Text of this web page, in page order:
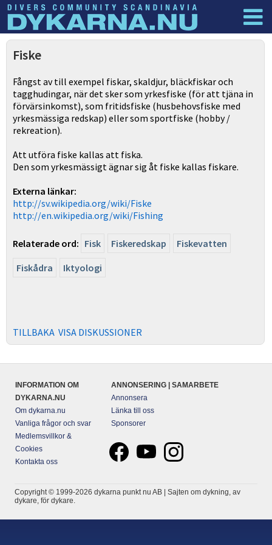
Dyknyheter
Fiske
Fångst av till exempel fiskar, skaldjur, bläckfiskar och
tagghudingar, när det sker som yrkesfiske (för att tjäna in
förvärsinkomst), som fritidsfiske (husbehovsfiske med
yrkesmässiga redskap) eller som sportfiske (hobby /
rekreation).
Att utföra fiske kallas att fiska.
Den som yrkesmässigt ägnar sig åt fiske kallas fiskare.
Externa länkar:
http://sv.wikipedia.org/wiki/Fiske
http://en.wikipedia.org/wiki/Fishing
Relaterade ord: Fisk Fiskeredskap
Fiskevatten
Fiskådra
Iktyologi
TILLBAKA VISA DISKUSSIONER
INFORMATION OM
DYKARNA.NU
Om dykarna.nu
Vanliga frågor och svar
Medlemsvillkor &
Cookies
Kontakta oss
ANNONSERING | SAMARBETE
Annonsera
Länka till oss
Sponsorer
Copyright © 1999-2026 dykarna punkt nu AB | Sajten om dykning, av
dykare, för dykare.